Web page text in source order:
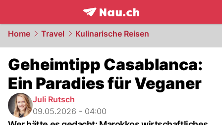
frontpage.NAU.ch
Home Travel Kulinarische Reisen
Geheimtipp Casablanca:
Ein Paradies für Veganer
Juli Rutsch
09.05.2026 - 04:00